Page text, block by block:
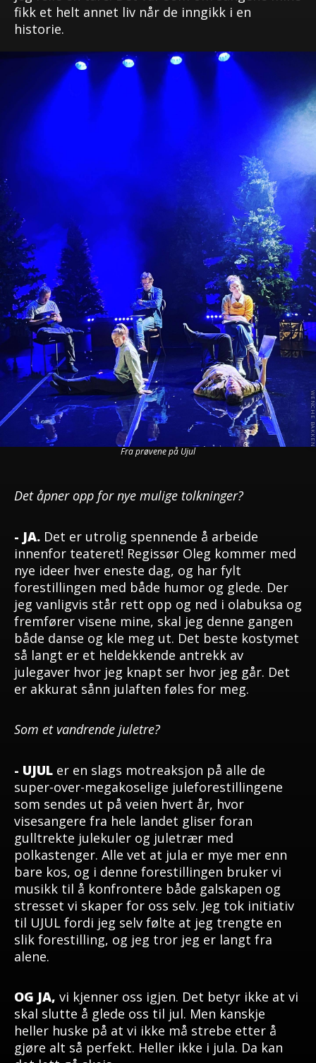
fikk et helt annet liv når de inngikk i en
historie.
Fra prøvene på Ujul
Det åpner opp for nye mulige tolkninger?
- JA. Det er utrolig spennende å arbeide
innenfor teateret! Regissør Oleg kommer med
nye ideer hver eneste dag, og har fylt
forestillingen med både humor og glede. Der
jeg vanligvis står rett opp og ned i olabuksa og
fremfører visene mine, skal jeg denne gangen
både danse og kle meg ut. Det beste kostymet
så langt er et heldekkende antrekk av
julegaver hvor jeg knapt ser hvor jeg går. Det
er akkurat sånn julaften føles for meg.
Som et vandrende juletre?
- UJUL er en slags motreaksjon på alle de
super-over-megakoselige juleforestillingene
som sendes ut på veien hvert år, hvor
visesangere fra hele landet gliser foran
gulltrekte julekuler og juletrær med
polkastenger. Alle vet at jula er mye mer enn
bare kos, og i denne forestillingen bruker vi
musikk til å konfrontere både galskapen og
stresset vi skaper for oss selv. Jeg tok initiativ
til UJUL fordi jeg selv følte at jeg trengte en
slik forestilling, og jeg tror jeg er langt fra
alene.
OG JA, vi kjenner oss igjen. Det betyr ikke at vi
skal slutte å glede oss til jul. Men kanskje
heller huske på at vi ikke må strebe etter å
gjøre alt så perfekt. Heller ikke i jula. Da kan